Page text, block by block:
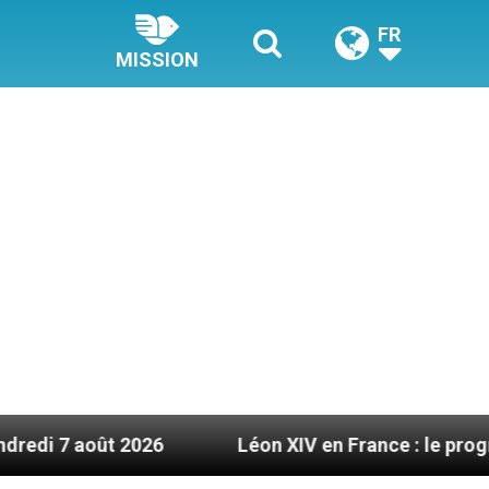
MISSION
FR
2026 Léon XIV en France : le programme